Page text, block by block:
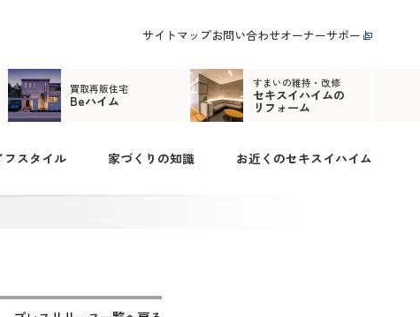
サイトマップお問い合わせオーナーサポート
買取再販住宅
Beハイム
すまいの維持・改修
セキスイハイムの
リフォーム
フスタイル 家づくりの知識 お近くのセキスイハイム